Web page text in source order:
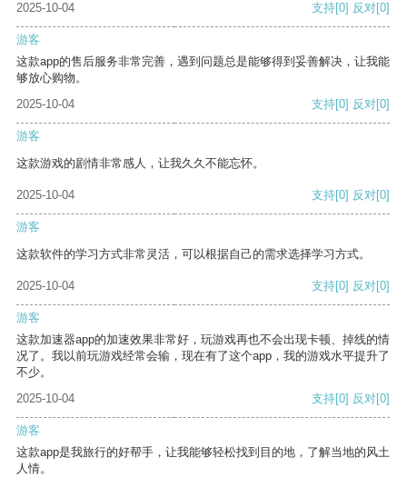
2025-10-04 支持[0] 反对[0]
游客
这款app的售后服务非常完善，遇到问题总是能够得到妥善解决，让我能
够放心购物。
2025-10-04
支持[0] 反对[0]
游客
这款游戏的剧情非常感人，让我久久不能忘怀。
2025-10-04 支持[0] 反对[0]
游客
这款软件的学习方式非常灵活，可以根据自己的需求选择学习方式。
2025-10-04 支持[0] 反对[0]
游客
这款加速器app的加速效果非常好，玩游戏再也不会出现卡顿、掉线的情
况了。我以前玩游戏经常会输，现在有了这个app，我的游戏水平提升了
不少。
2025-10-04
支持[0] 反对[0]
游客
这款app是我旅行的好帮手，让我能够轻松找到目的地，了解当地的风土
人情。